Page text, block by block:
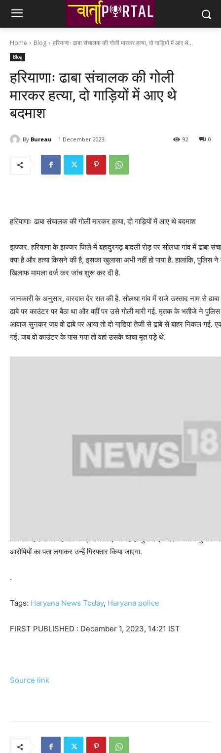
Home Blog हरियाणाः ढाबा संचालक की गोली मारकर हत्या, दो गाड़ियों में आए थे...
Blog
हरियाणाः ढाबा संचालक की गोली
मारकर हत्या, दो गाड़ियों में आए थे
बदमाश
By Bureau 1 December 2023 0
92
हरियाणाः ढाबा संचालक की गोली मारकर हत्या, दो गाड़ियों में आए थे बदमाश
झज्जर. हरियाणा के झज्जर जिले में बहादुरगढ़ बादली रोड़ पर सोलधा गांव में ढाबा
क्या है और हत्या किसने की है, इसका खुलासा अभी नहीं हो पाया है. हालांकि,
खिलाफ मामला दर्ज कर जांच शुरू कर दी है.
जानकारी के अनुसार, वारदात देर रात की है. सोलधा गांव में राजे उस्ताद नाम से
ढाबे पर काउंटर पर बैठा था और वहीं पर उसे गोली मारी गई. मृतक के भतीजे ने पुलिस
आवाज सुनकर जब वो ढाबे पर आया तो दो गाडि़यां तेजी से ढाबे से बाहर निकल गई.
गई. जब वो काउंटर के पास गया तो वहां उसके चाचा मृत पड़े थे.
निकली गाडि़यों की पहचान के प्रयास किए जा रहे हैं. पुलिस इंस्पेक्टर मनोज
आरोपियों का पता लगाकर उन्हें गिरफ्तार किया जाएगा.
.
Tags: Haryana News Today, Haryana police
FIRST PUBLISHED : December 1, 2023, 14:21 IST
Source link